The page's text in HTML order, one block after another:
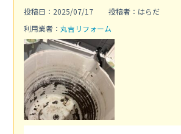
投稿日：2025/07/17
投稿者：はらだ
利用業者： 丸吉リフォーム